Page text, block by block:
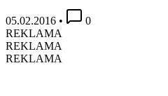
05.02.2016 •
0
REKLAMA
REKLAMA
REKLAMA